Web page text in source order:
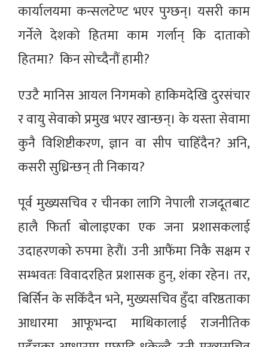
कार्यालयमा कन्सलटेण्ट भएर पुग्छन्। यसरी काम
गर्नेले देशको हितमा काम गर्लान् कि दाताको
हितमा? किन सोच्दैनौं हामी?
एउटै मानिस आयल निगमको हाकिमदेखि दुरसंचार
र वायु सेवाको प्रमुख भएर खान्छन्। के यस्ता सेवामा
कुनै विशिष्टीकरण, ज्ञान वा सीप चाहिँदैन? अनि,
कसरी सुध्रिन्छन् ती निकाय?
पूर्व मुख्यसचिव र चीनका लागि नेपाली राजदूतबाट
हालै फिर्ता बोलाइएका एक जना प्रशासकलाई
उदाहरणको रुपमा हेरौं। उनी आफैंमा निकै सक्षम र
सम्भवतः विवादरहित प्रशासक हुन्, शंका रहेन। तर,
बिर्सिन के सकिँदैन भने, मुख्यसचिव हुँदा वरिष्ठताका
आधारमा आफूभन्दा माथिकालाई राजनीतिक